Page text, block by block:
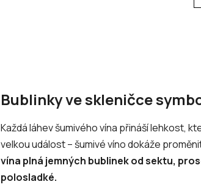
Bublinky ve skleničce
Každá láhev šumivého vína přináší lehkost,
velkou událost – šumivé víno dokáže
vína plná jemných bublinek od sektu,
polosladké.